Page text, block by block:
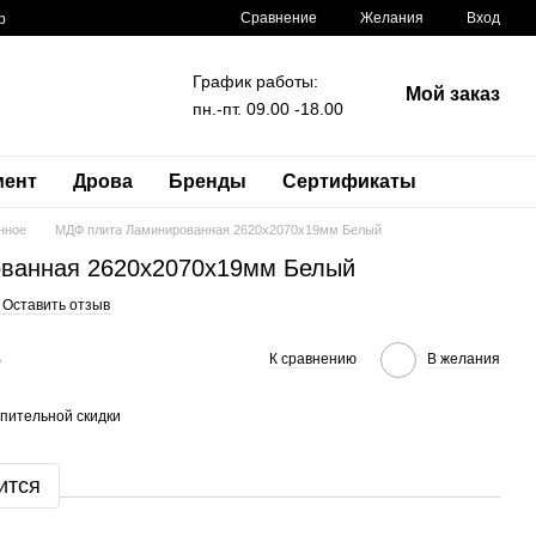
Сравнение Желания Вход
График работы:
пн.-пт. 09.00 -18.00
Мой заказ
Дрова Бренды Сертификаты
МДФ плита Ламинированная 2620x2070x19мм Белый
2620x2070x19мм Белый
Оставить отзыв
К сравнению В желания
скидки